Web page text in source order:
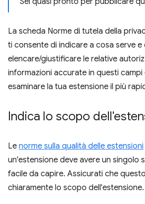
La scheda Norme di tutela della
ti consente di indicare a cosa serve e
elencare/giustificare le relative
informazioni accurate in questi
esaminare la tua estensione il più
Indica lo scopo
Le norme sulla qualità delle estensioni
un'estensione deve avere un singolo
facile da capire. Assicurati che
chiaramente lo scopo dell'estensione.